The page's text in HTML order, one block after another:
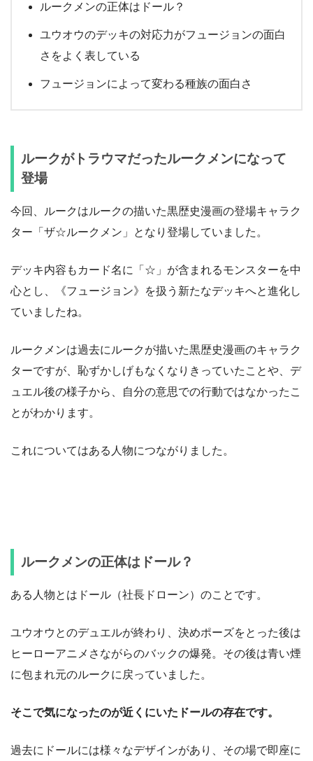
ルークメンの正体はドール？
ユウオウのデッキの対応力がフュージョンの面白
さをよく表している
フュージョンによって変わる種族の面白さ
ルークがトラウマだったルークメンになって
登場
今回、ルークはルークの描いた黒歴史漫画の登場キャラク
ター「ザ☆ルークメン」となり登場していました。
デッキ内容もカード名に「☆」が含まれるモンスターを中
心とし、《フュージョン》を扱う新たなデッキへと進化し
ていましたね。
ルークメンは過去にルークが描いた黒歴史漫画のキャラク
ターですが、恥ずかしげもなくなりきっていたことや、デ
ュエル後の様子から、自分の意思での行動ではなかったこ
とがわかります。
これについてはある人物につながりました。
ルークメンの正体はドール？
ある人物とはドール（社長ドローン）のことです。
ユウオウとのデュエルが終わり、決めポーズをとった後は
ヒーローアニメさながらのバックの爆発。その後は青い煙
に包まれ元のルークに戻っていました。
そこで気になったのが近くにいたドールの存在です。
過去にドールには様々なデザインがあり、その場で即座に